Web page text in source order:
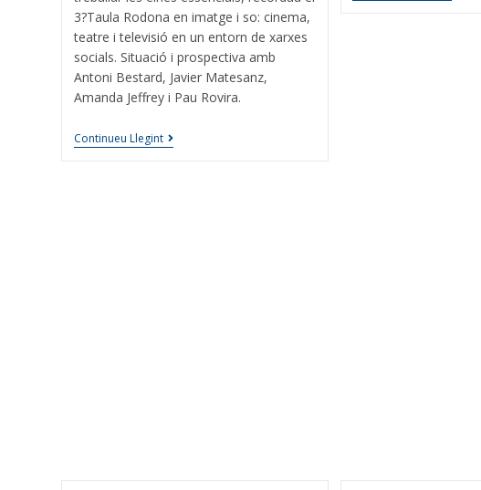
3?Taula Rodona en imatge i so: cinema,
teatre i televisió en un entorn de xarxes
socials. Situació i prospectiva amb
Antoni Bestard, Javier Matesanz,
Amanda Jeffrey i Pau Rovira.
Continueu Llegint